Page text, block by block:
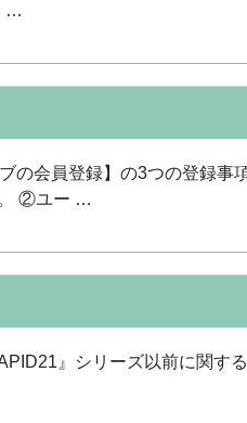
…
の会員登録】の3つの登録
。 ②ユー …
』シリーズ以前に関する